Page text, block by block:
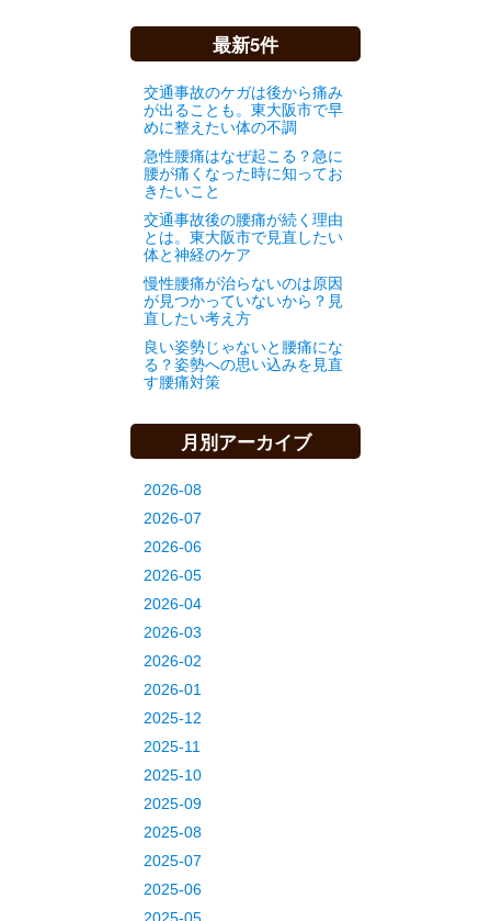
最新5件
交通事故のケガは後から痛み
が出ることも。東大阪市で早
めに整えたい体の不調
急性腰痛はなぜ起こる？急に
腰が痛くなった時に知ってお
きたいこと
交通事故後の腰痛が続く理由
とは。東大阪市で見直したい
体と神経のケア
慢性腰痛が治らないのは原因
が見つかっていないから？見
直したい考え方
良い姿勢じゃないと腰痛にな
る？姿勢への思い込みを見直
す腰痛対策
月別アーカイブ
2026-08
2026-07
2026-06
2026-05
2026-04
2026-03
2026-02
2026-01
2025-12
2025-11
2025-10
2025-09
2025-08
2025-07
2025-06
2025-05